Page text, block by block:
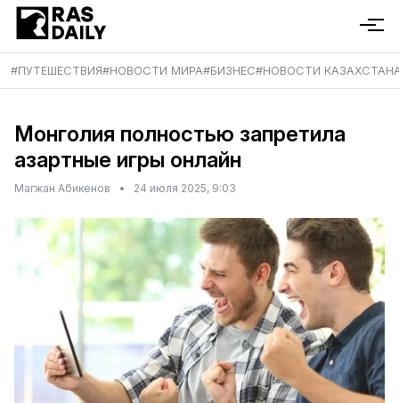
#ПУТЕШЕСТВИЯ#НОВОСТИ МИРА#БИЗНЕС#НОВОСТИ
Монголия полностью запретила
азартные игры онлайн
Магжан Абикенов • 24 июля 2025, 9:03